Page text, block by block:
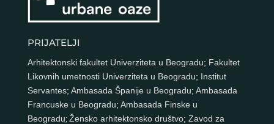
PRIJATELJI
Arhitektonski fakultet Univerziteta u Beogradu; Fakultet
Likovnih umetnosti Univerziteta u Beogradu; Institut
Servantes; Ambasada Španije u Beogradu; Ambasada
Francuske u Beogradu; Ambasada Finske u
Beogradu; Žensko arhitektonsko društvo; Zavod za